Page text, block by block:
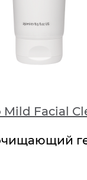
Mild Facial